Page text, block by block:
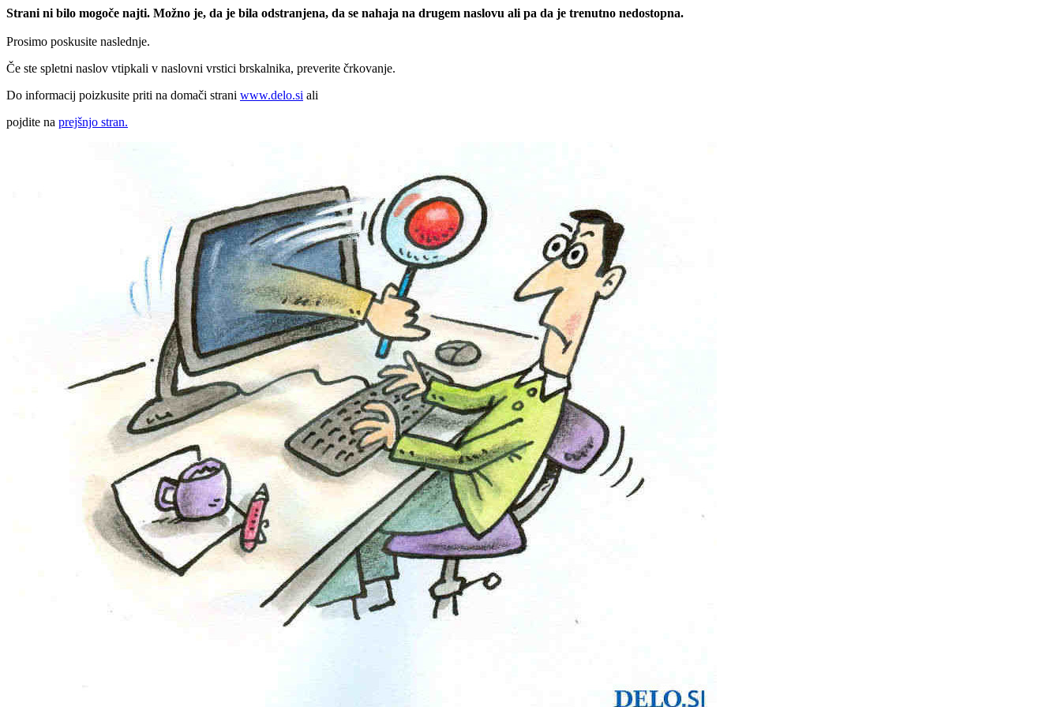
Strani ni bilo mogoče najti. Možno je, da je bila odstranjena, da se nahaja na drugem naslovu ali pa da je trenutno nedostopna.
Prosimo poskusite naslednje.
Če ste spletni naslov vtipkali v naslovni vrstici brskalnika, preverite črkovanje.
Do informacij poizkusite priti na domači strani www.delo.si ali
pojdite na prejšnjo stran.